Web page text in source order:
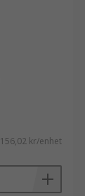
156,02 kr/enhet